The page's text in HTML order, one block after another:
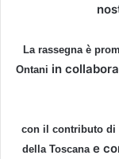
La rassegna è
Ontani in
con il contributo di
della Toscana e